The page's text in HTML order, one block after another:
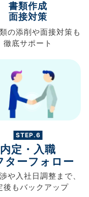
書類作成
面接対策
の添削や面接対策も
徹底サポート
STEP.6
内定・入職
ターフォロー
や入社日調整まで、
後もバックアップ